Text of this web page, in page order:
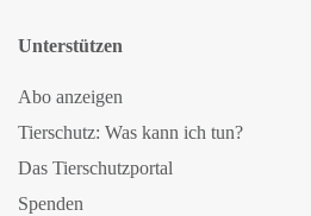
Unterstützen
Abo anzeigen
Tierschutz: Was kann ich tun?
Das Tierschutzportal
Spenden